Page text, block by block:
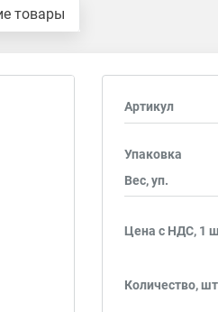
товары
Артикул
Упаковка
Вес, уп.
Цена с НДС, 1
Количество,